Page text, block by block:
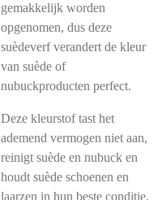
gemakkelijk worden
opgenomen, dus deze
suèdeverf verandert de kleur
van suède of
nubuckproducten perfect.
Deze kleurstof tast het
ademend vermogen niet aan,
reinigt suède en nubuck en
houdt suède schoenen en
laarzen in hun beste conditie.